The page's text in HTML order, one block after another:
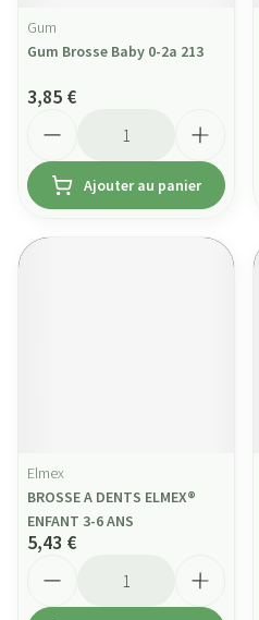
Gum
Gum Brosse Baby 0-2a 213
3,85 €
Ajouter au panier
Elmex
BROSSE A DENTS ELMEX®
ENFANT 3-6 ANS
5,43 €